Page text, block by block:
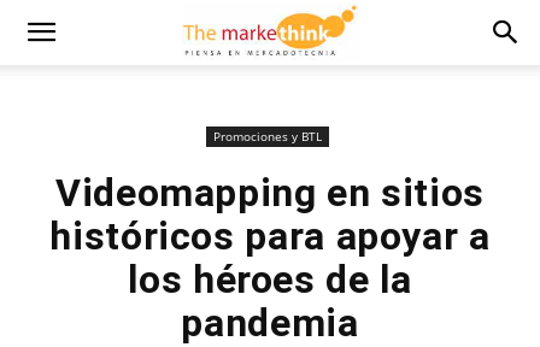
Promociones y BTL
Videomapping en sitios
históricos para apoyar a
los héroes de la
pandemia